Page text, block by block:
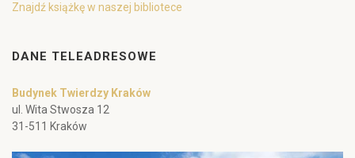
Znajdź książkę w naszej bibliotece
DANE TELEADRESOWE
Budynek Twierdzy Kraków
ul. Wita Stwosza 12
31-511 Kraków